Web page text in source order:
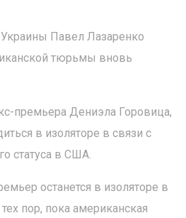
Павел Лазаренко
тюрьмы вновь
премьера Дениэла Горовица,
в изоляторе в связи с
статуса в США.
останется в изоляторе в
пор, пока американская